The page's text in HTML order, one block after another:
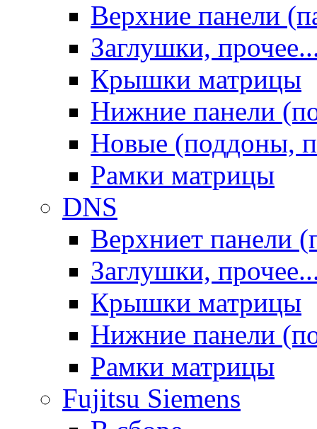
Верхние панели
Заглушки,
Крышки матрицы
Нижние панели
Новые (поддоны,
Рамки матрицы
DNS
Верхниет панели
Заглушки,
Крышки матрицы
Нижние панели
Рамки матрицы
Fujitsu Siemens